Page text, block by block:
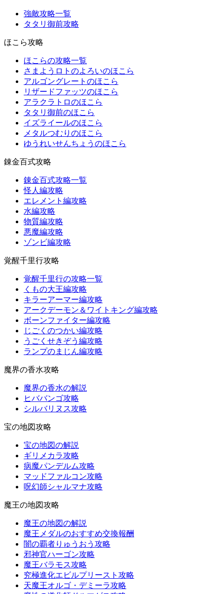
強敵攻略一覧
タタリ御前攻略
ほこら攻略
ほこらの攻略一覧
さまようロトのよろいのほこら
アルゴングレートのほこら
リザードファッツのほこら
アラクラトロのほこら
タタリ御前のほこら
イズライールのほこら
メタルつむりのほこら
ゆうれいせんちょうのほこら
錬金百式攻略
錬金百式攻略一覧
怪人編攻略
エレメント編攻略
水編攻略
物質編攻略
悪魔編攻略
ゾンビ編攻略
覚醒千里行攻略
覚醒千里行の攻略一覧
くもの大王編攻略
キラーアーマー編攻略
アークデーモン＆ワイトキング編攻略
ボーンファイター編攻略
じごくのつかい編攻略
うごくせきぞう編攻略
ランプのまじん編攻略
魔界の香水攻略
魔界の香水の解説
ヒババンゴ攻略
シルバリヌス攻略
宝の地図攻略
宝の地図の解説
ギリメカラ攻略
病魔パンデルム攻略
マッドファルコン攻略
呪幻師シャルマナ攻略
魔王の地図攻略
魔王の地図の解説
魔王メダルのおすすめ交換報酬
闇の覇者りゅうおう攻略
邪神官ハーゴン攻略
魔王バラモス攻略
究極進化エビルプリースト攻略
天魔王オルゴ・デミーラ攻略